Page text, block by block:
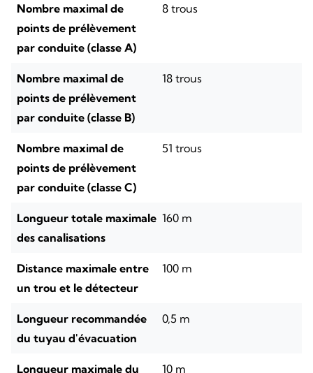
Nombre maximal de
points de prélèvement
par conduite (classe A)
8 trous
Nombre maximal de
points de prélèvement
par conduite (classe B)
18 trous
Nombre maximal de
points de prélèvement
par conduite (classe C)
51 trous
Longueur totale maximale
des canalisations
160 m
Distance maximale entre
un trou et le détecteur
100 m
Longueur recommandée
du tuyau d'évacuation
0,5 m
Longueur maximale du
10 m